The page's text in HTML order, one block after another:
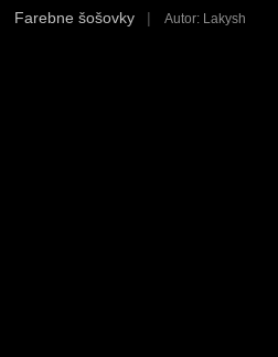
Farebne šošovky | Autor: Lakysh